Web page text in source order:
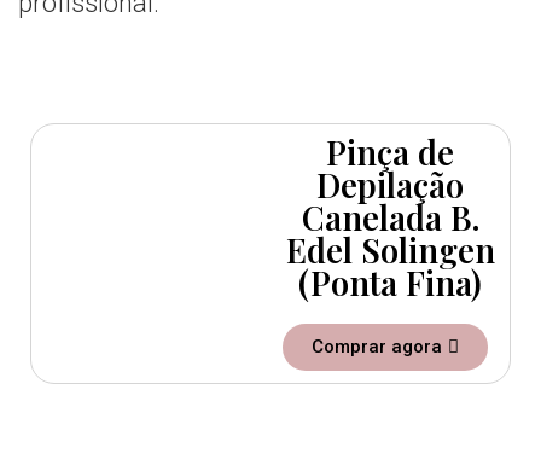
Pinça de
Depilação
Canelada B.
Edel Solingen
(Ponta Fina)
Comprar agora